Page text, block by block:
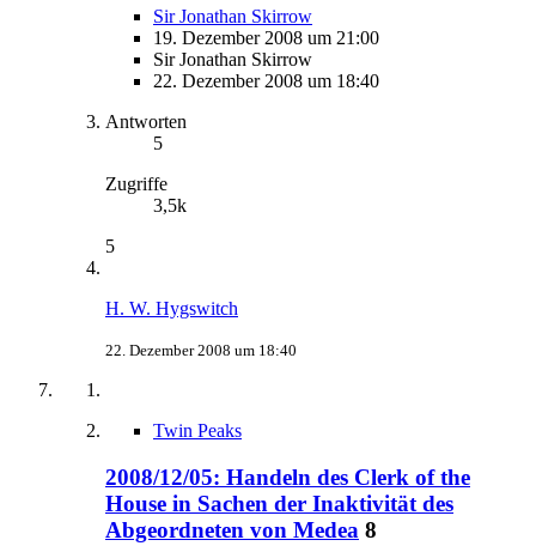
Sir Jonathan Skirrow
19. Dezember 2008 um 21:00
Sir Jonathan Skirrow
22. Dezember 2008 um 18:40
Antworten
5
Zugriffe
3,5k
5
H. W. Hygswitch
22. Dezember 2008 um 18:40
Twin Peaks
2008/12/05: Handeln des Clerk of the
House in Sachen der Inaktivität des
Abgeordneten von Medea 8